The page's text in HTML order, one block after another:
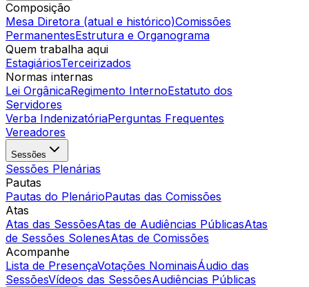
Composição
Mesa Diretora (atual e histórico)Comissões
PermanentesEstrutura e Organograma
Quem trabalha aqui
EstagiáriosTerceirizados
Normas internas
Lei OrgânicaRegimento InternoEstatuto dos
Servidores
Verba IndenizatóriaPerguntas Frequentes
Vereadores
Sessões
Sessões Plenárias
Pautas
Pautas do PlenárioPautas das Comissões
Atas
Atas das SessõesAtas de Audiências PúblicasAtas
de Sessões SolenesAtas de Comissões
Acompanhe
Lista de PresençaVotações NominaisÁudio das
SessõesVídeos das SessõesAudiências Públicas